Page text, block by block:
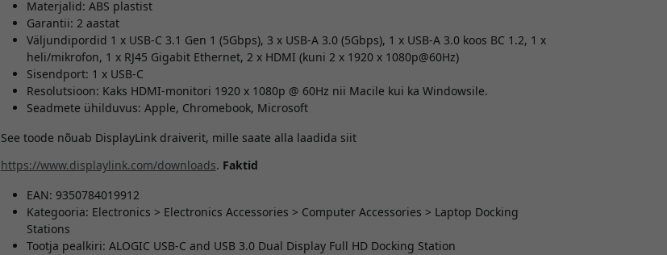
Materjalid: ABS plastist
Garantii: 2 aastat
Väljundipordid 1 x USB-C 3.1 Gen 1 (5Gbps), 3 x USB-A 3.0 (5Gbps), 1 x USB-A 3.0 koos BC 1.2, 1 x
heli/mikrofon, 1 x RJ45 Gigabit Ethernet, 2 x HDMI (kuni 2 x 1920 x 1080p@60Hz)
Sisendport: 1 x USB-C
Resolutsioon: Kaks HDMI-monitori 1920 x 1080p @ 60Hz nii Macile kui ka Windowsile.
Seadmete ühilduvus: Apple, Chromebook, Microsoft
See toode nõuab DisplayLink draiverit, mille saate alla laadida siit
https://www.displaylink.com/downloads. Faktid
EAN: 9350784019912
Kategooria: Electronics > Electronics Accessories > Computer Accessories > Laptop Docking
Stations
Tootja pealkiri: ALOGIC USB-C and USB 3.0 Dual Display Full HD Docking Station